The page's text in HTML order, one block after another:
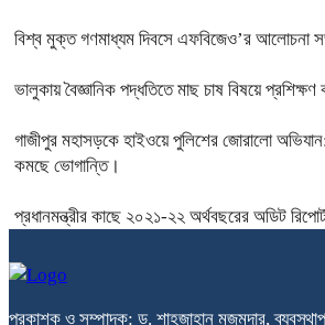
বিশ্ব মুক্ত গণমাধ্যম দিবসে এফবিজেও’র আলোচনা
ভালুকায় বৈজ্ঞানিক পদ্ধতিতে মাছ চাষ বিষয়ে প্রশিক্ষণ
গাজীপুর মহাসড়কে হাইওয়ে পুলিশের জোরালো
কমছে ভোগান্তি।
প্রধানমন্ত্রীর কাছে ২০২১-২২ অর্থবছরের অডিট
প্রকাশক ও সম্পাদক: ড. শাহজাহান মজুমদার,